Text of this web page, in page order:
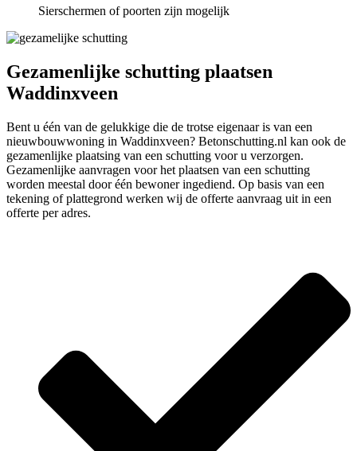
Sierschermen of poorten zijn mogelijk
Gezamenlijke schutting plaatsen
Waddinxveen
Bent u één van de gelukkige die de trotse eigenaar is van een
nieuwbouwwoning in Waddinxveen? Betonschutting.nl kan ook de
gezamenlijke plaatsing van een schutting voor u verzorgen.
Gezamenlijke aanvragen voor het plaatsen van een schutting
worden meestal door één bewoner ingediend. Op basis van een
tekening of plattegrond werken wij de offerte aanvraag uit in een
offerte per adres.